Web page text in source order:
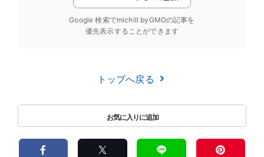
Google 検索でmichill byGMOの記事を
優先表示することができます
トップへ戻る